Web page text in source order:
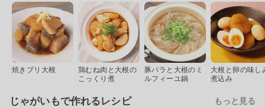
焼きブリ大根
鶏むね肉と大根の
こっくり煮
豚バラと大根のミ
ルフィーユ鍋
大根と卵の味し
煮込み
じゃがいもで作れるレシピ もっと見る